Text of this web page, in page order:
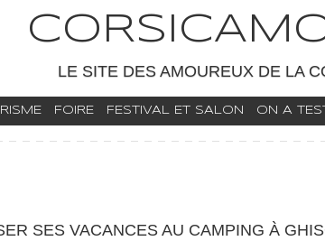
LE SITE DES AMOUREUX DE LA
FOIRE FESTIVAL ET SALON ON A
SES VACANCES AU CAMPING À